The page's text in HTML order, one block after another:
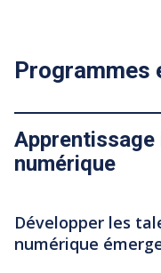
Programmes
numérique
Développer les
numérique